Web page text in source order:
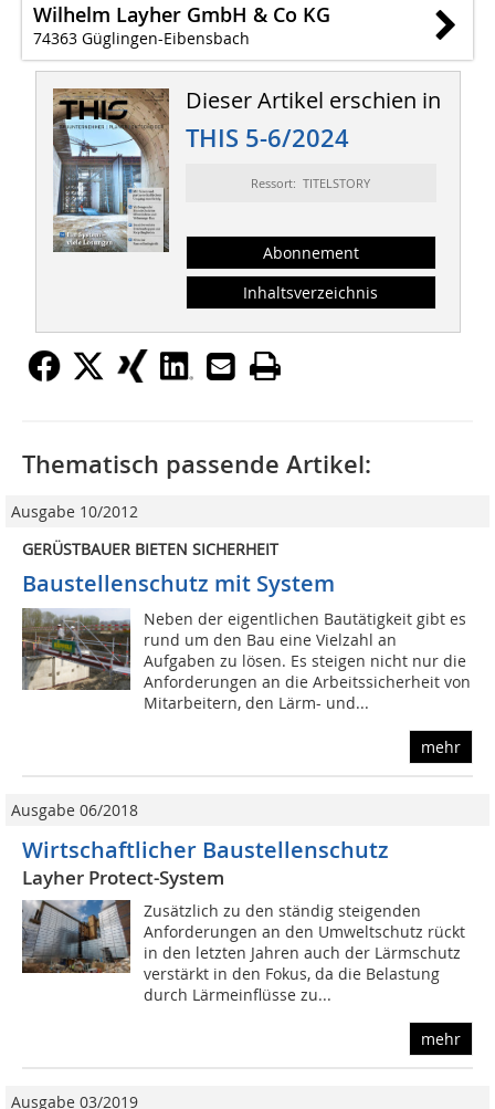
Wilhelm Layher GmbH & Co KG
74363 Güglingen-Eibensbach
Dieser Artikel erschien in
THIS 5-6/2024
Ressort: TITELSTORY
Abonnement
Inhaltsverzeichnis
Thematisch passende Artikel:
Ausgabe 10/2012
GERÜSTBAUER BIETEN SICHERHEIT
Baustellenschutz mit System
Neben der eigentlichen Bautätigkeit gibt es
rund um den Bau eine Vielzahl an
Aufgaben zu lösen. Es steigen nicht nur die
Anforderungen an die Arbeitssicherheit von
Mitarbeitern, den Lärm- und...
mehr
Ausgabe 06/2018
Wirtschaftlicher Baustellenschutz
Layher Protect-System
Zusätzlich zu den ständig steigenden
Anforderungen an den Umweltschutz rückt
in den letzten Jahren auch der Lärmschutz
verstärkt in den Fokus, da die Belastung
durch Lärmeinflüsse zu...
mehr
Ausgabe 03/2019